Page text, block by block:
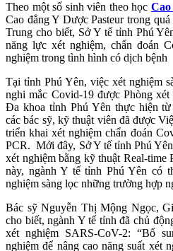
Theo một số sinh viên theo học
Cao đẳng Y Dược Pasteur trong
Trung cho biết, Sở Y tế tỉnh Phú
năng lực xét nghiệm, chẩn đoán
nghiệm trong tình hình có dịch bệnh
Tại tỉnh Phú Yên, việc xét nghiệm
nghi mắc Covid-19 được Phòng
Đa khoa tỉnh Phú Yên thực hiện
các bác sỹ, kỹ thuật viên đã được
triển khai xét nghiệm chẩn đoán
PCR. Mới đây, Sở Y tế tỉnh Phú
xét nghiệm bằng kỹ thuật Real-
này, ngành Y tế tỉnh Phú Yên có
nghiệm sàng lọc những trường hợp
Bác sỹ Nguyễn Thị Mộng Ngọc,
cho biết, ngành Y tế tỉnh đã chủ
xét nghiệm SARS-CoV-2: “Bổ
nghiệm để nâng cao năng suất xét